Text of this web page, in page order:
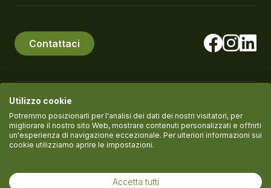
Contattaci
© PlanEat S.r.l. Società Benefit P.IVA IT11061420961
Termini del servizio
Utilizzo cookie
Potremmo posizionarli per l'analisi dei dati dei nostri visitatori, per
migliorare il nostro sito Web, mostrare contenuti personalizzati e offrirti
un'esperienza di navigazione eccezionale. Per ulteriori informazioni sui
cookie utilizziamo aprire le impostazioni.
Accetta tutti